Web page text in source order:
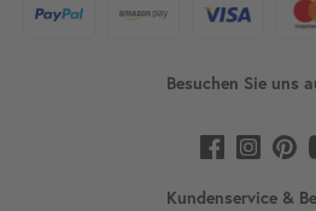
Besuchen Sie uns
Kundenservice &